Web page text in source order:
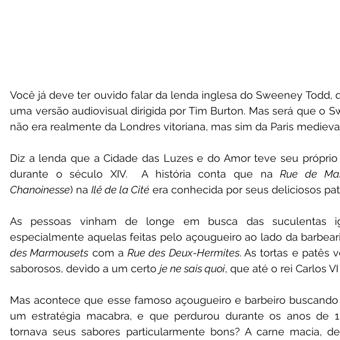
Você já deve ter ouvido falar da lenda inglesa do Sweeney Todd,
uma versão audiovisual dirigida por Tim Burton. Mas será que o
não era realmente da Londres vitoriana, mas sim da Paris
Diz a lenda que a Cidade das Luzes e do Amor teve seu
durante o século XIV.  A história conta que na Rue de
Chanoinesse) na Ilê de la Cité era conhecida por seus deliciosos
As pessoas vinham de longe em busca das suculentas
especialmente aquelas feitas pelo açougueiro ao lado da
des Marmousets com a Rue des Deux-Hermites. As tortas e patês
saborosos, devido a um certo je ne sais quoi, que até o rei Carlos
Mas acontece que esse famoso açougueiro e barbeiro
um estratégia macabra, e que perdurou durante os anos de
tornava seus sabores particularmente bons? A carne macia,